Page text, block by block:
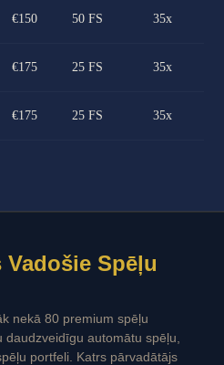
€150 50 FS 35x
€175 25 FS 35x
€175 25 FS 35x
Vadošie Spēļu
nekā 80 premium spēļu
automātu spēļu,
portfeli. Katrs pārvadātājs